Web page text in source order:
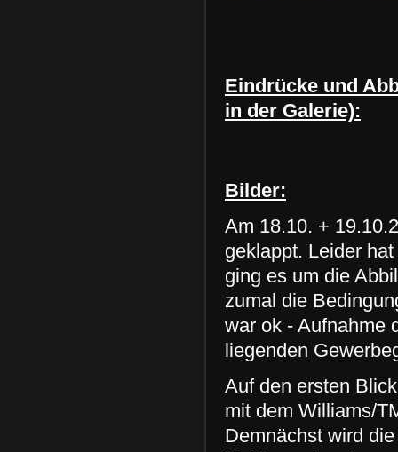
Eindrücke und
in der Galerie):
Bilder:
Am 18.10. +
geklappt. Leider
ging es um die
zumal die
war ok - Aufnahme
liegenden
Auf den ersten
mit dem Williams/
Demnächst wird